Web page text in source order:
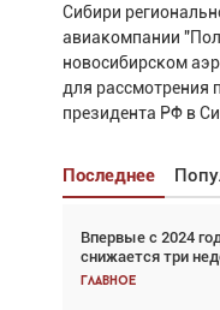
Сибири
авиакомпании
новосибирском
для рассмотрения
президента РФ в
Последнее
Впервые с 2024
снижается три
Главное
Взгляд с высоты:
спасательных
Главное